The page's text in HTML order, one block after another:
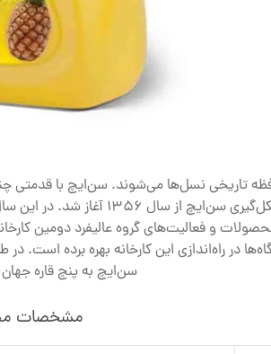
تاریخی نسل‌ها می‌شوند. سن‌ایچ با قدمتی
در ذهن این نسل‌ها ماندگار
و فعالیت‌های گروه عالیفرد دومین
در راه‌اندازی این کارخانه بهره برده
سن‌ایچ به پنچ قاره
مشخصات